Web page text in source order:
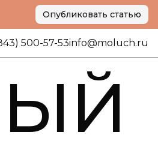
Опубликовать статью
500-57-53info@moluch.ru